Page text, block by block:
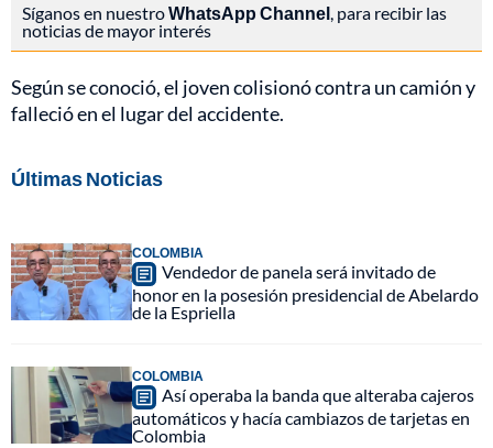
Síganos en nuestroWhatsApp Channel, para recibir las
noticias de mayor interés
Según se conoció, el joven colisionó contra un camión y
falleció en el lugar del accidente.
Últimas Noticias
COLOMBIA
Vendedor de panela será invitado de
honor en la posesión presidencial de Abelardo
de la Espriella
COLOMBIA
Así operaba la banda que alteraba cajeros
automáticos y hacía cambiazos de tarjetas en
Colombia